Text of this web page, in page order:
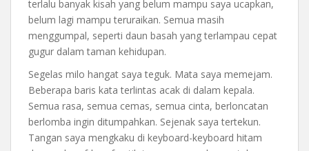
terlalu banyak kisah yang belum mampu saya ucapkan,
belum lagi mampu teruraikan. Semua masih
menggumpal, seperti daun basah yang terlampau cepat
gugur dalam taman kehidupan.
Segelas milo hangat saya teguk. Mata saya memejam.
Beberapa baris kata terlintas acak di dalam kepala.
Semua rasa, semua cemas, semua cinta, berloncatan
berlomba ingin ditumpahkan. Sejenak saya tertekun.
Tangan saya mengkaku di keyboard-keyboard hitam